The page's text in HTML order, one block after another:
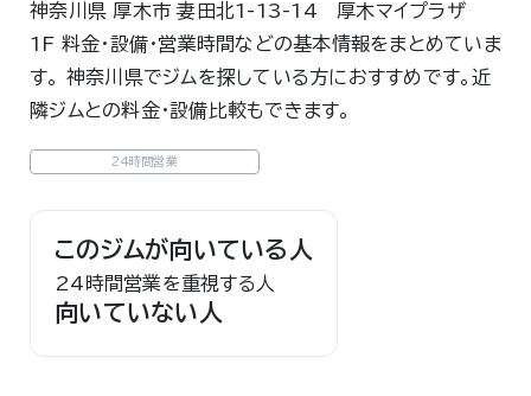
神奈川県 厚木市 妻田北1-13-14 厚木マイプラザ
1F 料金・設備・営業時間などの基本情報をまとめていま
す。 神奈川県でジムを探している方におすすめです。近
隣ジムとの料金・設備比較もできます。
24時間営業
このジムが向いている人
24時間営業を重視する人
向いていない人